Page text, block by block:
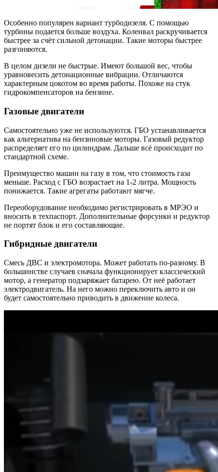
Особенно популярен вариант турбодизеля. С помощью
турбины подается больше воздуха. Коленвал раскручивается
быстрее за счёт сильной детонации. Такие моторы быстрее
разгоняются.
В целом дизели не быстрые. Имеют большой вес, чтобы
уравновесить детонационные вибрации. Отличаются
характерным цокотом во время работы. Похоже на стук
гидрокомпенсаторов на бензине.
Газовые двигатели
Самостоятельно уже не используются. ГБО устанавливается
как альтернатива на бензиновые моторы. Газовый редуктор
распределяет его по цилиндрам. Дальше всё происходит по
стандартной схеме.
Преимущество машин на газу в том, что стоимость газа
меньше. Расход с ГБО возрастает на 1-2 литра. Мощность
понижается. Такие агрегаты работают мягче.
Переоборудование необходимо регистрировать в МРЭО и
вносить в техпаспорт. Дополнительные форсунки и редуктор
не портят блок и его составляющие.
Гибридные двигатели
Смесь ДВС и электромотора. Может работать по-разному. В
большинстве случаев сначала функционирует классический
мотор, а генератор подзаряжает батарею. От неё работает
электродвигатель. На него можно переключить авто и он
будет самостоятельно приводить в движение колеса.